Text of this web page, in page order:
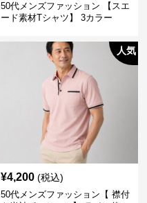
50代メンズファッション 【スエ
ード素材Tシャツ】 3カラー
人気
¥4,200 (税込)
50代メンズファッション【 襟付